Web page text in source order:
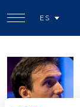
ES